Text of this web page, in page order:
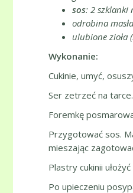
sos: 2 szklanki
odrobina
ulubione zioła
Wykonanie:
Cukinie, umyć,
Ser zetrzeć na tarce.
Foremkę
Przygotować sos.
mieszając
Plastry cukinii
Po upieczeniu